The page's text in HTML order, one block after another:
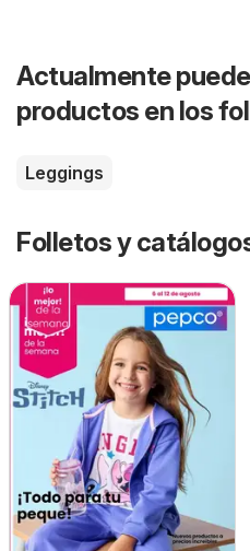
Actualmente
productos en los
Leggings
Folletos y